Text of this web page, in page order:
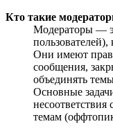
Кто такие
Модераторы —
Они имеют
сообщения,
объединять
Основные
темам